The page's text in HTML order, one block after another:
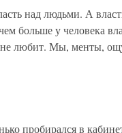
над людьми. А
больше у человека
любит. Мы, менты,
пробирался в